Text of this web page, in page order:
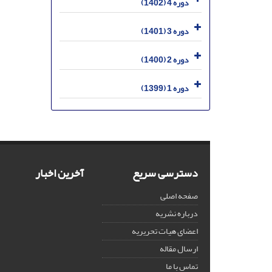
دوره 3 (1401)
دوره 2 (1400)
دوره 1 (1399)
دسترسی سریع
صفحه اصلی
درباره نشریه
اعضای هیات تحریریه
ارسال مقاله
تماس با ما
آخرین اخبار